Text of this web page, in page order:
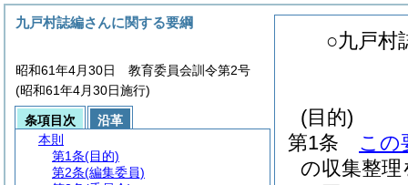
○九戸村
(目的)
第1条
この
の収集整理
九戸村誌編さんに関する要綱
昭和61年4月30日 教育委員会訓令第2号
(昭和61年4月30日施行)
条項目次
沿革
本則
第1条(目的)
第2条(編集委員)